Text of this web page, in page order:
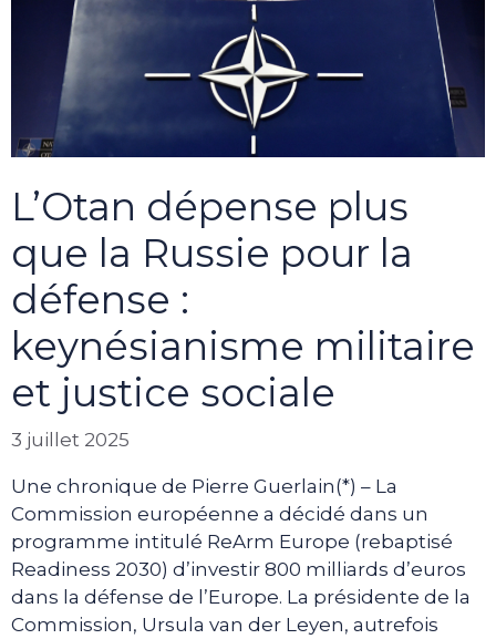
L’Otan dépense plus
que la Russie pour la
défense :
keynésianisme militaire
et justice sociale
3 juillet 2025
Une chronique de Pierre Guerlain(*) – La
Commission européenne a décidé dans un
programme intitulé ReArm Europe (rebaptisé
Readiness 2030) d’investir 800 milliards d’euros
dans la défense de l’Europe. La présidente de la
Commission, Ursula van der Leyen, autrefois